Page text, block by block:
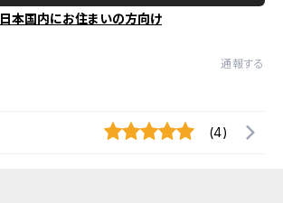
日本国内にお住まいの方向け
通報する
(4)